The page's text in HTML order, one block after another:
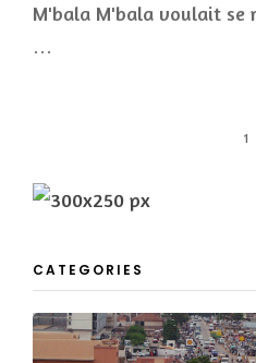
M'bala M'bala voulait se
…
1
CATEGORIES